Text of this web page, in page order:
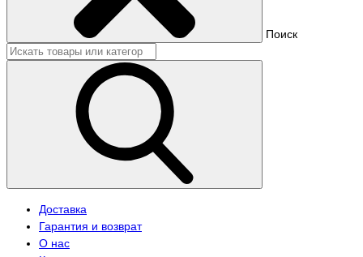
Поиск
Доставка
Гарантия и возврат
О нас